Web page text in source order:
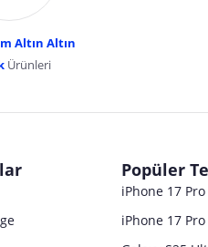
MERKEZ MAH LADİN SOK
Altın Altın
Ürünleri
Popüler
iPhone 17
iPhone 17 Pro